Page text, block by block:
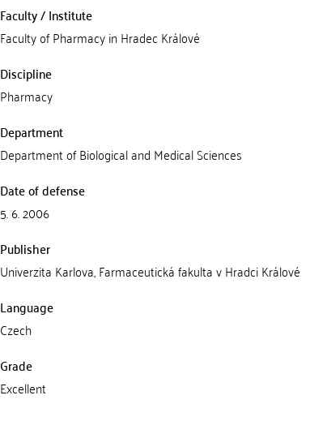
Faculty / Institute
Faculty of Pharmacy in Hradec Králové
Discipline
Pharmacy
Department
Department of Biological and Medical Sciences
Date of defense
5. 6. 2006
Publisher
Univerzita Karlova, Farmaceutická fakulta v Hradci Králové
Language
Czech
Grade
Excellent